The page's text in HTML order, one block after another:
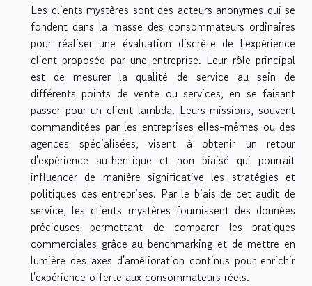
Les clients mystères sont des acteurs anonymes qui se
fondent dans la masse des consommateurs ordinaires
pour réaliser une évaluation discrète de l'expérience
client proposée par une entreprise. Leur rôle principal
est de mesurer la qualité de service au sein de
différents points de vente ou services, en se faisant
passer pour un client lambda. Leurs missions, souvent
commanditées par les entreprises elles-mêmes ou des
agences spécialisées, visent à obtenir un retour
d'expérience authentique et non biaisé qui pourrait
influencer de manière significative les stratégies et
politiques des entreprises. Par le biais de cet audit de
service, les clients mystères fournissent des données
précieuses permettant de comparer les pratiques
commerciales grâce au benchmarking et de mettre en
lumière des axes d'amélioration continus pour enrichir
l'expérience offerte aux consommateurs réels.